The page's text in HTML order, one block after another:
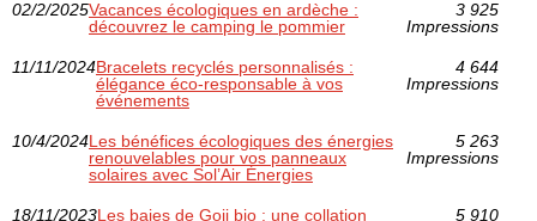
02/2/2025Vacances écologiques en ardèche :
découvrez le camping le pommier
3 925
Impressions
11/11/2024Bracelets recyclés personnalisés :
élégance éco-responsable à vos
événements
4 644
Impressions
10/4/2024Les bénéfices écologiques des énergies
renouvelables pour vos panneaux
solaires avec Sol’Air Énergies
5 263
Impressions
18/11/2023Les baies de Goji bio : une collation
5 910